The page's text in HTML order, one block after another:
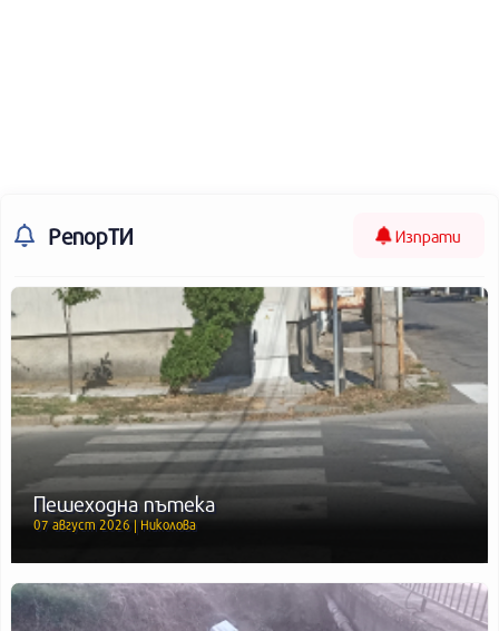
РепорТИ Изпрати
Пешеходна пътека
07 август 2026 | Николова